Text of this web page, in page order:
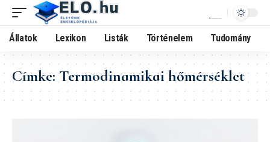
Állatok Lexikon Listák Történelem Tudomány
Címke:Termodinamikai hőmérséklet